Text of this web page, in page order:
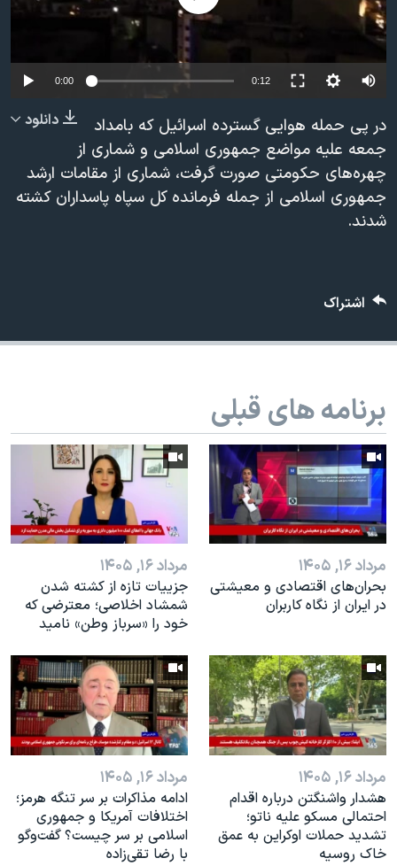
فرهنگ و زندگی
اقتصادی
اسرائیل در جنگ
گالری عکس
آرشیو پخش زنده
مستندها
حمله جمهوری اسلامی به اسرائیل
ورزش زنان در ایران
اعتراضات زن، زندگی، آزادی
مجموعه مستندهای دادخواهی
چهل سال گروگان‌گیری
اسرائیل در جنگ
نرگس محمدی برنده جایزه نوبل صلح
همایش محافظه‌کاران آمریکا «سی‌پک»
صفحه‌های ویژه
سفر پرزیدنت ترامپ به چین
دنبال کنید
زبانهای مختلف
Auto
240p
360p
480p
0:00 0:12
480p
720p
دانلود
در پی حمله هوایی گسترده اسرائیل که بامداد
جمعه علیه مواضع جمهوری اسلامی و شماری از
چهره‌های حکومتی صورت گرفت، شماری از مقامات ارشد
جمهوری اسلامی از جمله فرمانده کل سپاه پاسداران کشته
شدند.
اشتراک
برنامه های قبلی
مرداد ۱۶, ۱۴۰۵
بحران‌های اقتصادی و معیشتی
در ایران از نگاه کاربران
مرداد ۱۶, ۱۴۰۵
جزییات تازه از کشته شدن
شمشاد اخلاصی؛ معترضی که
خود را «سرباز وطن» نامید
مرداد ۱۶, ۱۴۰۵
هشدار واشنگتن درباره اقدام
احتمالی مسکو علیه ناتو؛
تشدید حملات اوکراین به عمق
خاک روسیه
مرداد ۱۶, ۱۴۰۵
ادامه مذاکرات بر سر تنگه هرمز؛
اختلافات آمریکا و جمهوری
اسلامی بر سر چیست؟ گفت‌وگو
با رضا تقی‌زاده